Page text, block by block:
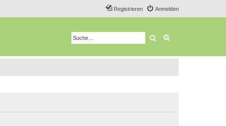
Anmelden
Registrieren
Suche